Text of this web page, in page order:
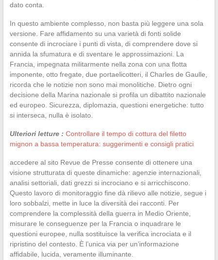
dato conta.
In questo ambiente complesso, non basta più leggere una sola
versione. Fare affidamento su una varietà di fonti solide
consente di incrociare i punti di vista, di comprendere dove si
annida la sfumatura e di sventare le approssimazioni. La
Francia, impegnata militarmente nella zona con una flotta
imponente, otto fregate, due portaelicotteri, il Charles de Gaulle,
ricorda che le notizie non sono mai monolitiche. Dietro ogni
decisione della Marina nazionale si profila un dibattito nazionale
ed europeo. Sicurezza, diplomazia, questioni energetiche: tutto
si interseca, nulla è isolato.
Ulteriori letture : Controllare il tempo di cottura del filetto
mignon a bassa temperatura: suggerimenti e consigli pratici
accedere al sito Revue de Presse consente di ottenere una
visione strutturata di queste dinamiche: agenzie internazionali,
analisi settoriali, dati grezzi si incrociano e si arricchiscono.
Questo lavoro di monitoraggio fine dà rilievo alle notizie, segue i
loro sobbalzi, mette in luce la diversità dei racconti. Per
comprendere la complessità della guerra in Medio Oriente,
misurare le conseguenze per la Francia o inquadrare le
questioni europee, nulla sostituisce la verifica incrociata e il
ripristino del contesto. È l’unica via per un’informazione
affidabile, lucida, veramente illuminante.